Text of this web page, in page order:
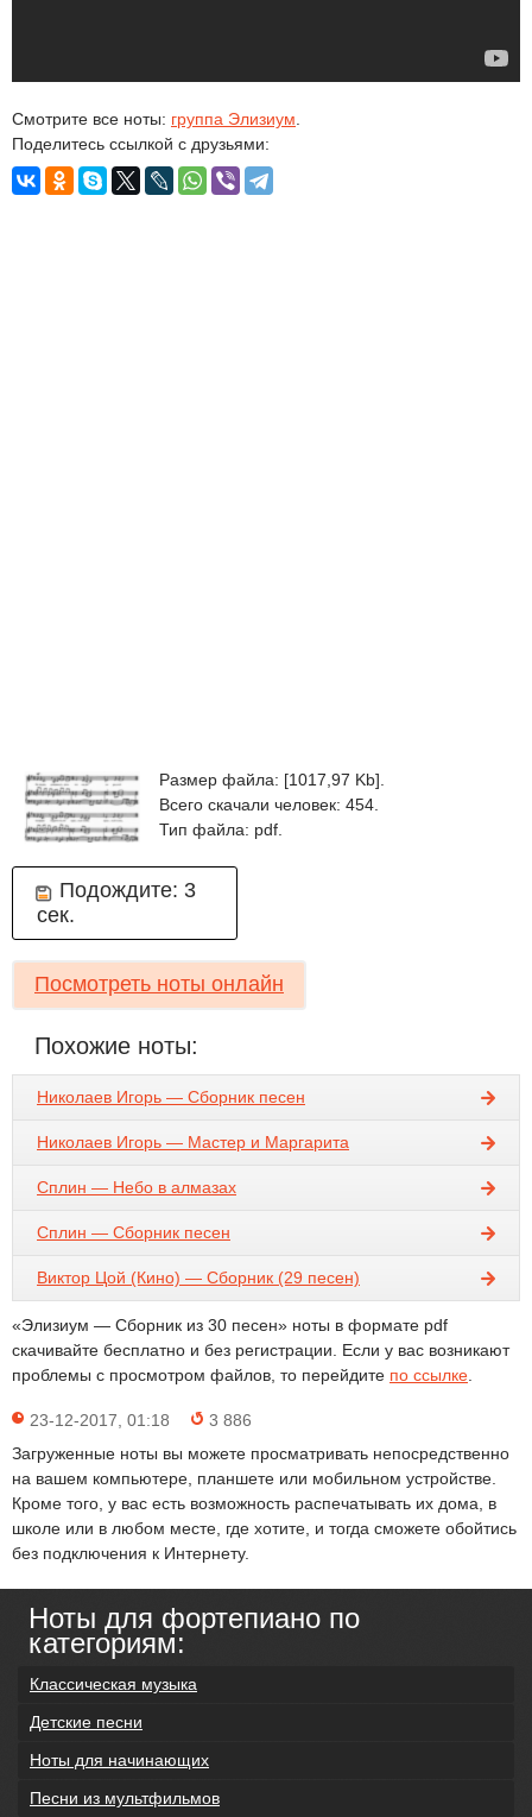
Смотрите все ноты: группа Элизиум
Поделитесь ссылкой с друзьями:
Размер файла: [1017,97 Kb].
Всего скачали человек: 454.
Тип файла: pdf.
Подождите: 3
сек.
Посмотреть ноты онлайн
Похожие ноты:
Николаев Игорь — Сборник песен
Николаев Игорь — Мастер и Маргарита
Сплин — Небо в алмазах
Сплин — Сборник песен
Виктор Цой (Кино) — Сборник (29 песен)
«Элизиум — Сборник из 30 песен» ноты в формате pdf
скачивайте бесплатно и без регистрации. Если у вас возникают
проблемы с просмотром файлов, то перейдите по ссылке
23-12-2017, 01:18
3 886
Загруженные ноты вы можете просматривать непосредственно
на вашем компьютере, планшете или мобильном устройстве.
Кроме того, у вас есть возможность распечатывать их дома, в
школе или в любом месте, где хотите, и тогда сможете обойтись
без подключения к Интернету.
Ноты для фортепиано по
категориям:
Классическая музыка
Детские песни
Ноты для начинающих
Песни из мультфильмов